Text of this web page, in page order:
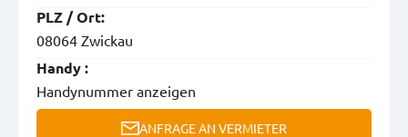
PLZ / Ort:
08064 Zwickau
Handy :
Handynummer anzeigen
ANFRAGE AN VERMIETER